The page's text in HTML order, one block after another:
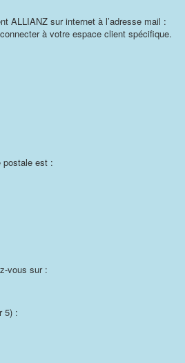
ALLIANZ sur internet à l’adresse mail :
à votre espace client spécifique.
postale est :
vous sur :
5) :